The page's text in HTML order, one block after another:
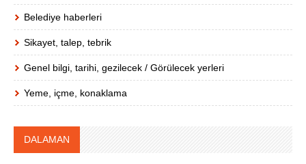
Belediye haberleri
Sikayet, talep, tebrik
Genel bilgi, tarihi, gezilecek / Görülecek yerleri
Yeme, içme, konaklama
DALAMAN